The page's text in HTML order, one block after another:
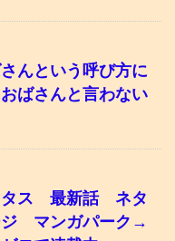
んという呼び方に
ばさんと言わない
タス 最新話 ネタ
ジ マンガパーク→